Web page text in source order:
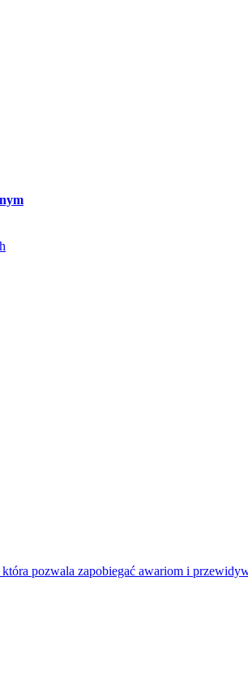
pozwala zapobiegać awariom i